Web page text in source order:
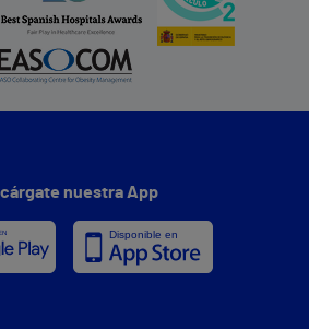
nuestra App